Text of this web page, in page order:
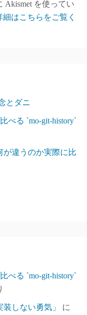
Akismet を使ってい
はこちらをご覧く
とダニ
べる `mo-git-history`
が違うのか実際に比
べる `mo-git-history`
しない勇気」
に